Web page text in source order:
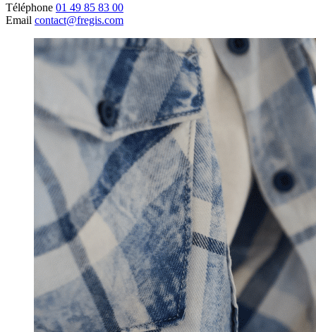
Téléphone 01 49 85 83 00
Email contact@fregis.com